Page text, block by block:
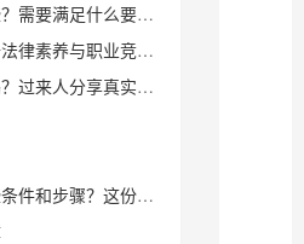
足什么要求才能读？
职业竞争力的优质选择
人分享真实就读体验
？这份攻略告诉你答案